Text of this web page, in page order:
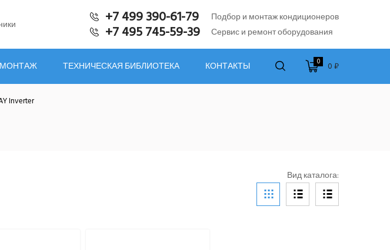
+7 499 390-61-79 Подбор и монтаж кондиционеров
+7 495 745-59-39 Сервис и ремонт оборудования
МОНТАЖ ТЕХНИЧЕСКАЯ БИБЛИОТЕКА КОНТАКТЫ 0 0 ₽
Inverter
Вид каталога: